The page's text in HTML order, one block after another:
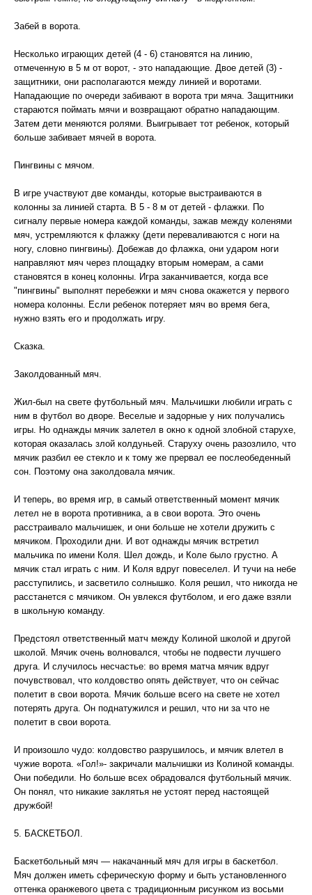
Забей в ворота.
Несколько играющих детей (4 - 6) становятся на линию,
отмеченную в 5 м от ворот, - это нападающие. Двое детей (3) -
защитники, они располагаются между линией и воротами.
Нападающие по очереди забивают в ворота три мяча. Защитники
стараются поймать мячи и возвращают обратно нападающим.
Затем дети меняются ролями. Выигрывает тот ребенок, который
больше забивает мячей в ворота.
Пингвины с мячом.
В игре участвуют две команды, которые выстраиваются в
колонны за линией старта. В 5 - 8 м от детей - флажки. По
сигналу первые номера каждой команды, зажав между коленями
мяч, устремляются к флажку (дети переваливаются с ноги на
ногу, словно пингвины). Добежав до флажка, они ударом ноги
направляют мяч через площадку вторым номерам, а сами
становятся в конец колонны. Игра заканчивается, когда все
"пингвины" выполнят перебежки и мяч снова окажется у первого
номера колонны. Если ребенок потеряет мяч во время бега,
нужно взять его и продолжать игру.
Сказка.
Заколдованный мяч.
Жил-был на свете футбольный мяч. Мальчишки любили играть с
ним в футбол во дворе. Веселые и задорные у них получались
игры. Но однажды мячик залетел в окно к одной злобной старухе,
которая оказалась злой колдуньей. Старуху очень разозлило, что
мячик разбил ее стекло и к тому же прервал ее послеобеденный
сон. Поэтому она заколдовала мячик.
И теперь, во время игр, в самый ответственный момент мячик
летел не в ворота противника, а в свои ворота. Это очень
расстраивало мальчишек, и они больше не хотели дружить с
мячиком. Проходили дни. И вот однажды мячик встретил
мальчика по имени Коля. Шел дождь, и Коле было грустно. А
мячик стал играть с ним. И Коля вдруг повеселел. И тучи на небе
расступились, и засветило солнышко. Коля решил, что никогда не
расстанется с мячиком. Он увлекся футболом, и его даже взяли
в школьную команду.
Предстоял ответственный матч между Колиной школой и другой
школой. Мячик очень волновался, чтобы не подвести лучшего
друга. И случилось несчастье: во время матча мячик вдруг
почувствовал, что колдовство опять действует, что он сейчас
полетит в свои ворота. Мячик больше всего на свете не хотел
потерять друга. Он поднатужился и решил, что ни за что не
полетит в свои ворота.
И произошло чудо: колдовство разрушилось, и мячик влетел в
чужие ворота. «Гол!»- закричали мальчишки из Колиной команды.
Они победили. Но больше всех обрадовался футбольный мячик.
Он понял, что никакие заклятья не устоят перед настоящей
дружбой!
5. БАСКЕТБОЛ.
Баскетбольный мяч — накачанный мяч для игры в баскетбол.
Мяч должен иметь сферическую форму и быть установленного
оттенка оранжевого цвета с традиционным рисунком из восьми